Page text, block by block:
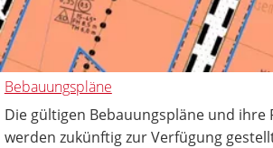
Bebauungspläne
Die gültigen Bebauungspläne und ihre
werden zukünftig zur Verfügung